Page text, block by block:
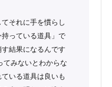
それに手を慣らし
っている道具」で
結果になるんです
てみないとわからな
いる道具は良いも